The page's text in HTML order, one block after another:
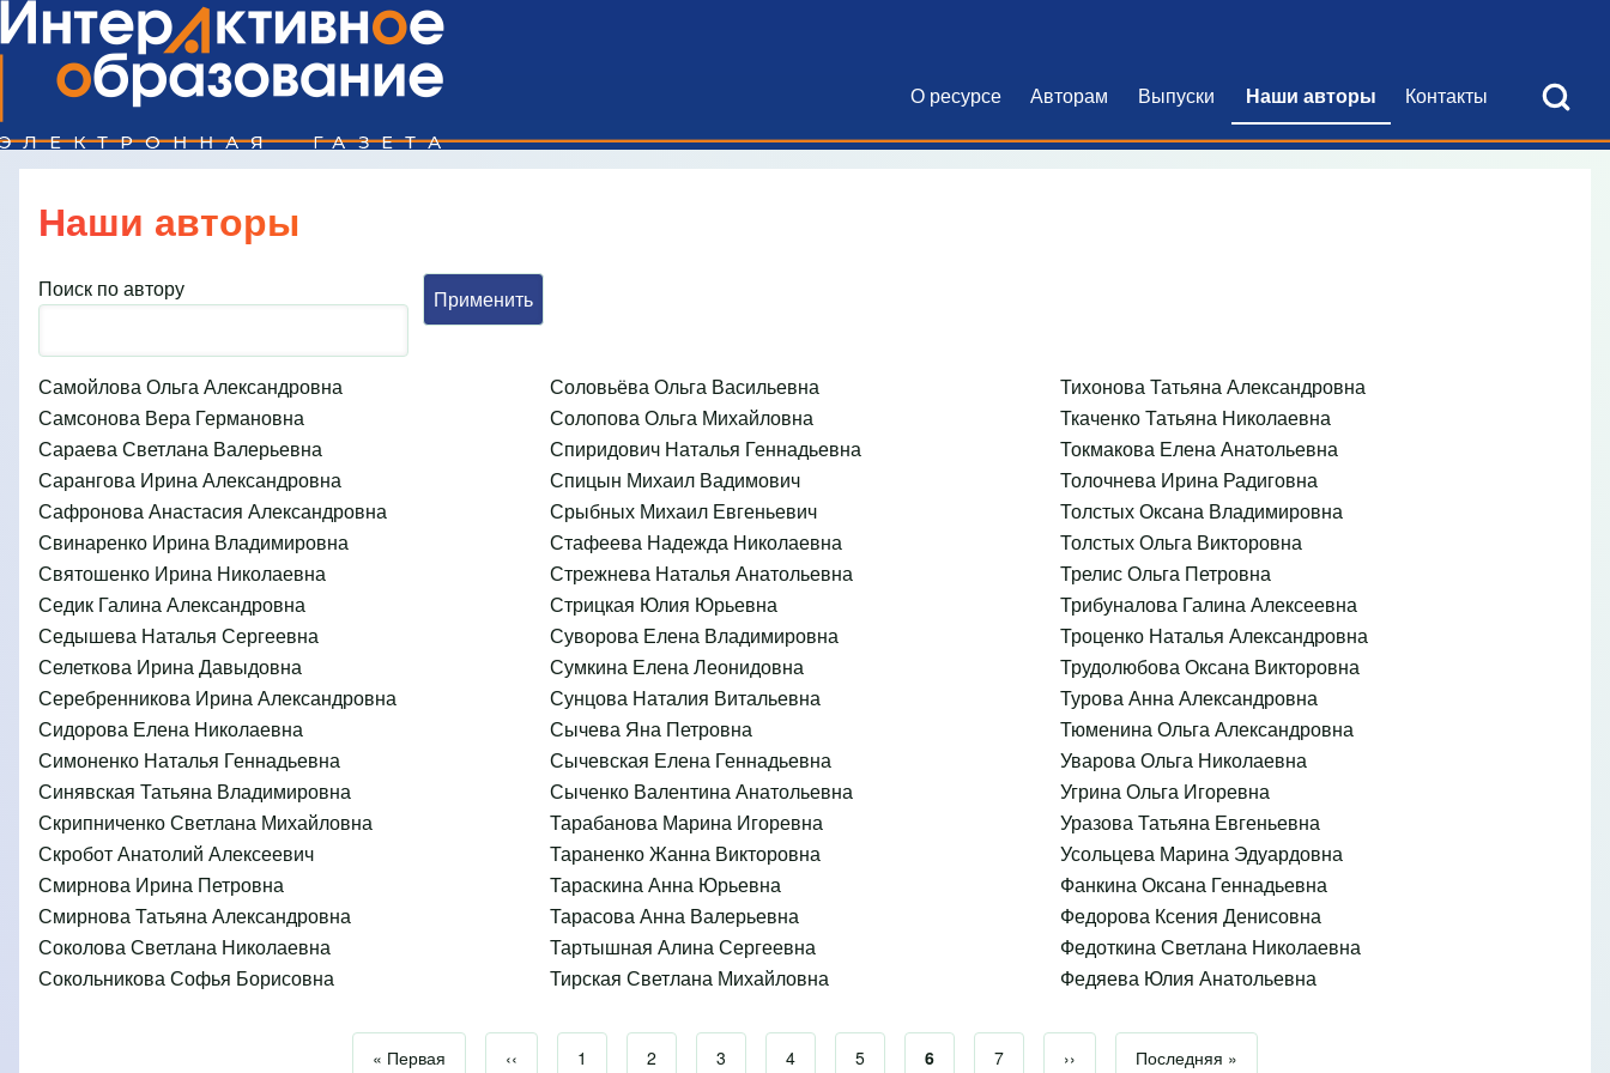
Close search
Поиск
Open Search
Основная навигация
О ресурсе Авторам Выпуски Наши авторы Контакты
Наши авторы
Поиск по автору
Самойлова Ольга Александровна
Самсонова Вера Германовна
Сараева Светлана Валерьевна
Сарангова Ирина Александровна
Сафронова Анастасия Александровна
Свинаренко Ирина Владимировна
Святошенко Ирина Николаевна
Седик Галина Александровна
Седышева Наталья Сергеевна
Селеткова Ирина Давыдовна
Серебренникова Ирина Александровна
Сидорова Елена Николаевна
Симоненко Наталья Геннадьевна
Синявская Татьяна Владимировна
Скрипниченко Светлана Михайловна
Скробот Анатолий Алексеевич
Смирнова Ирина Петровна
Смирнова Татьяна Александровна
Соколова Светлана Николаевна
Сокольникова Софья Борисовна
Соловьёва Ольга Васильевна
Солопова Ольга Михайловна
Спиридович Наталья Геннадьевна
Спицын Михаил Вадимович
Срыбных Михаил Евгеньевич
Стафеева Надежда Николаевна
Стрежнева Наталья Анатольевна
Стрицкая Юлия Юрьевна
Суворова Елена Владимировна
Сумкина Елена Леонидовна
Сунцова Наталия Витальевна
Сычева Яна Петровна
Сычевская Елена Геннадьевна
Сыченко Валентина Анатольевна
Тарабанова Марина Игоревна
Тараненко Жанна Викторовна
Тараскина Анна Юрьевна
Тарасова Анна Валерьевна
Тартышная Алина Сергеевна
Тирская Светлана Михайловна
Тихонова Татьяна Александровна
Ткаченко Татьяна Николаевна
Токмакова Елена Анатольевна
Толочнева Ирина Радиговна
Толстых Оксана Владимировна
Толстых Ольга Викторовна
Трелис Ольга Петровна
Трибуналова Галина Алексеевна
Троценко Наталья Александровна
Трудолюбова Оксана Викторовна
Турова Анна Александровна
Тюменина Ольга Александровна
Уварова Ольга Николаевна
Угрина Ольга Игоревна
Уразова Татьяна Евгеньевна
Усольцева Марина Эдуардовна
Фанкина Оксана Геннадьевна
Федорова Ксения Денисовна
Федоткина Светлана Николаевна
Федяева Юлия Анатольевна
Первая страница
« Первая Предыдущая страница
‹‹ Страница
1 Страница
2 Страница
3 Страница
4 Страница
5 Текущая страница
6 Страница
7 Следующая страница
›› Последняя страница
Последняя »